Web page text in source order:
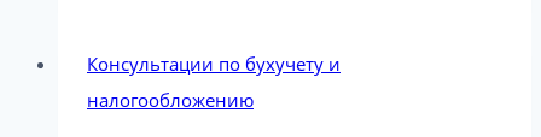
Консультации по бухучету и
налогообложению